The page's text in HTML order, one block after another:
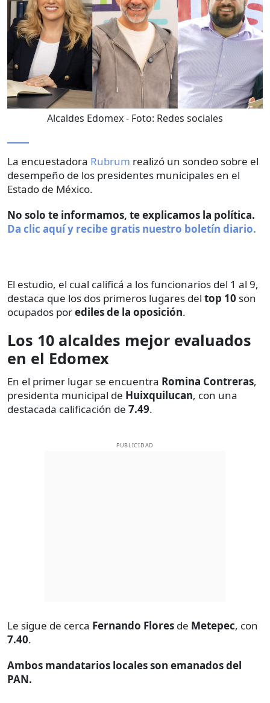
Alcaldes Edomex- Foto: Redes sociales
La encuestadora Rubrum realizó un sondeo sobre el
desempeño de los presidentes municipales en el
Estado de México.
No solo te informamos, te explicamos la política.
Da clic aquí y recibe gratis nuestro boletín diario.
El estudio, el cual calificá a los funcionarios del 1 al 9,
destaca que los dos primeros lugares del top 10 son
ocupados porediles de la oposición.
Los 10 alcaldes mejor evaluados
en el Edomex
En el primer lugar se encuentra Romina Contreras,
presidenta municipal de Huixquilucan, con una
destacada calificación de 7.49.
PUBLICIDAD
Le sigue de cerca Fernando Flores de Metepec, con
7.40.
Ambos mandatarios locales son emanados del
PAN.